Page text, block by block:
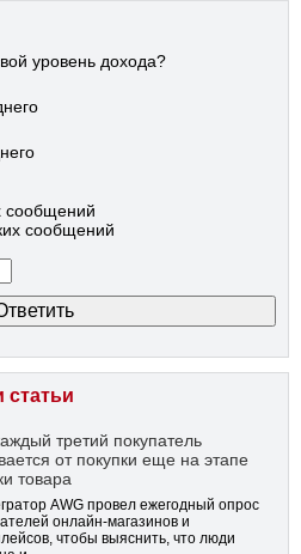
уровень дохода?
сообщений
статьи
третий покупатель
от покупки еще на этапе
товара
AWG провел ежегодный опрос
онлайн-магазинов и
чтобы выяснить, что люди